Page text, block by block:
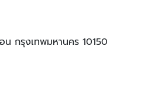
กรุงเทพมหานคร 10150